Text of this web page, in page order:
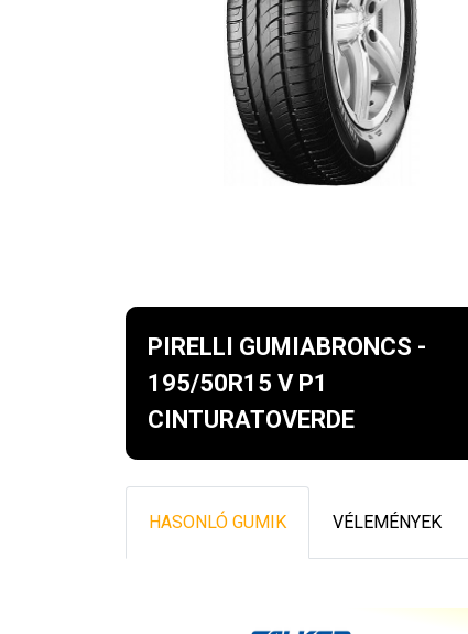
PIRELLI GUMIABRONCS -
195/50R15 V P1
CINTURATOVERDE
HASONLÓ GUMIK VÉLEMÉNYEK